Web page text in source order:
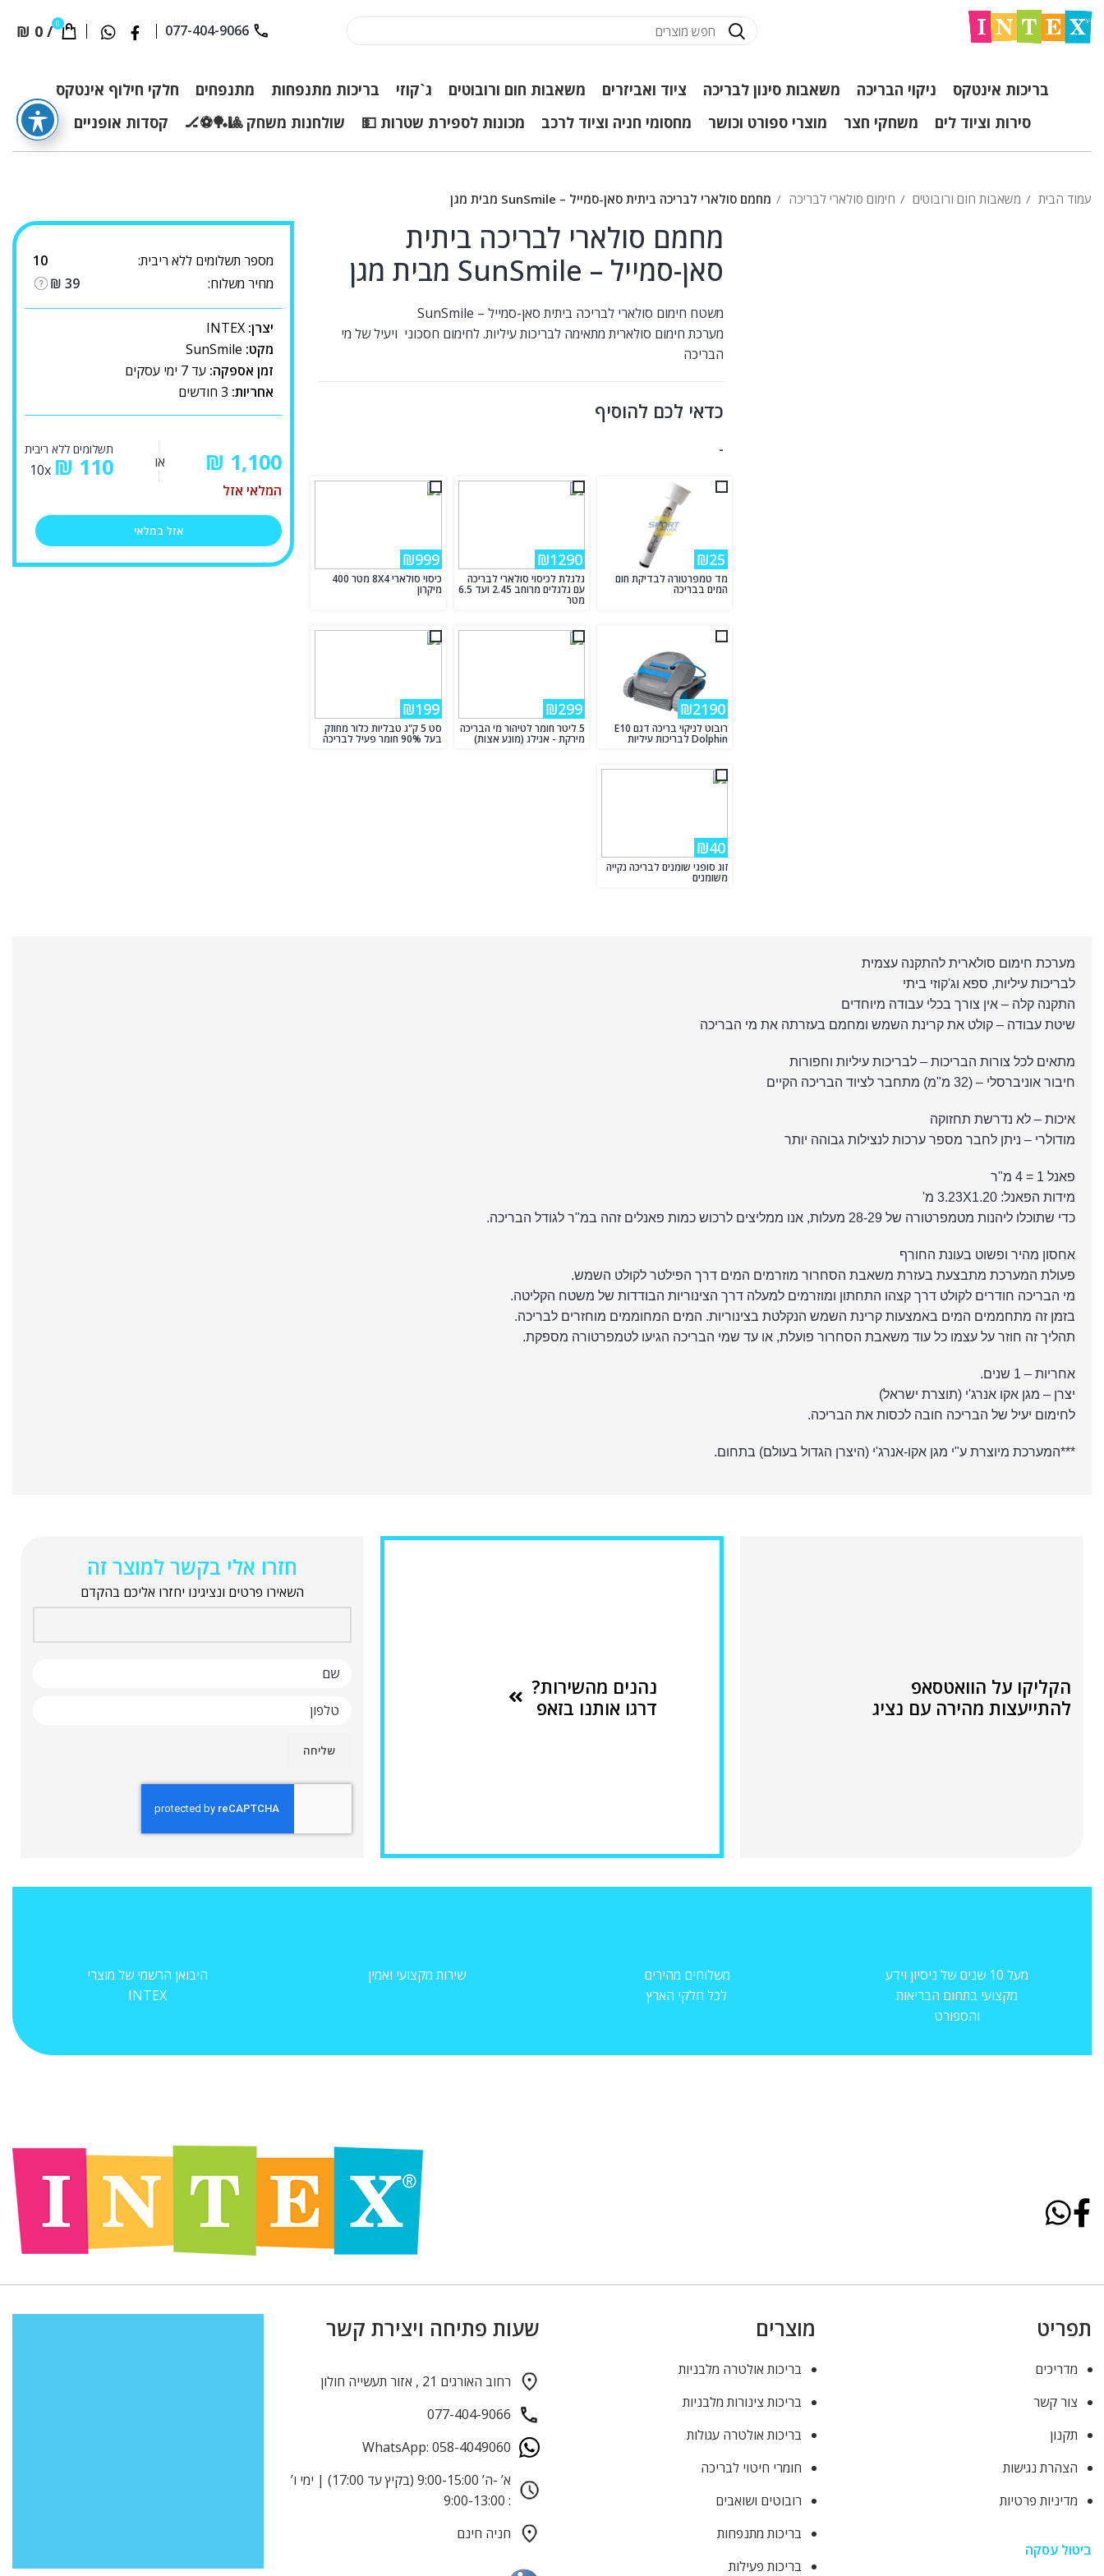
077-404-9066
0
/
₪ 0
בריכות אינטקס ניקוי הבריכה משאבות סינון לבריכה ציוד ואביזרים משאבות חום ורובוטים ג`קוזי בריכות מתנפחות מתנפחים
חלקי חילוף אינטקס
סירות וציוד לים
משחקי חצר מוצרי ספורט וכושר מחסומי חניה וציוד לרכב מכונות לספירת שטרות 💵 שולחנות משחק 🎱🏓⚽🏒 קסדות אופניים
עמוד הבית משאבות חום ורובוטים חימום סולארי לבריכה מחמם סולארי לבריכה ביתית סאן-סמייל – SunSmile מבית מגן
מחמם סולארי לבריכה ביתית
סאן-סמייל – SunSmile מבית מגן
משטח חימום סולארי לבריכה ביתית סאן-סמייל – SunSmile
מערכת חימום סולארית מתאימה לבריכות עיליות. לחימום חסכוני ויעיל של מי
הבריכה
כדאי לכם להוסיף
-
₪25
מד טמפרטורה לבדיקת חום
המים בבריכה
₪1290
גלגלת לכיסוי סולארי לבריכה
עם גלגלים מרוחב 2.45 ועד 6.5
מטר
₪999
כיסוי סולארי 8X4 מטר 400
מיקרון
₪2190
רובוט לניקוי בריכה דגם E10
Dolphin לבריכות עיליות
₪299
5 ליטר חומר לטיהור מי הבריכה
מירקת - אנילג (מונע אצות)
₪199
סט 5 ק"ג טבליות כלור מחוזק
בעל 90% חומר פעיל לבריכה
₪40
זוג סופגי שומנים לבריכה נקייה
משומנים
מספר תשלומים ללא ריבית:
10
מחיר משלוח:
₪ 39
יצרן: INTEX
מקט: SunSmile
זמן אספקה: עד 7 ימי עסקים
אחריות: 3 חודשים
₪ או
תשלומים ללא ריבית
₪ 110
המלאי אזל
אזל במלאי
מערכת חימום סולארית להתקנה עצמית
לבריכות עיליות, ספא וג'קוזי ביתי
התקנה קלה – אין צורך בכלי עבודה מיוחדים
שיטת עבודה – קולט את קרינת השמש ומחמם בעזרתה את מי הבריכה
מתאים לכל צורות הבריכות – לבריכות עיליות וחפורות
חיבור אוניברסלי – (32 מ"מ) מתחבר לציוד הבריכה הקיים
איכות – לא נדרשת תחזוקה
מודולרי – ניתן לחבר מספר ערכות לנצילות גבוהה יותר
פאנל 1 = 4 מ"ר
מידות הפאנל: 3.23X1.20 מ'
כדי שתוכלו ליהנות מטמפרטורה של 28-29 מעלות, אנו ממליצים לרכוש כמות פאנלים זהה במ"ר לגודל הבריכה.
אחסון מהיר ופשוט בעונת החורף
פעולת המערכת מתבצעת בעזרת משאבת הסחרור מוזרמים המים דרך הפילטר לקולט השמש.
מי הבריכה חודרים לקולט דרך קצהו התחתון ומוזרמים למעלה דרך הצינוריות הבודדות של משטח הקליטה.
בזמן זה מתחממים המים באמצעות קרינת השמש הנקלטת בצינוריות. המים המחוממים מוחזרים לבריכה.
תהליך זה חוזר על עצמו כל עוד משאבת הסחרור פועלת, או עד שמי הבריכה הגיעו לטמפרטורה מספקת.
אחריות – 1 שנים.
יצרן – מגן אקו אנרג'י (תוצרת ישראל)
לחימום יעיל של הבריכה חובה לכסות את הבריכה.
***המערכת מיוצרת ע"י מגן אקו-אנרג'י (היצרן הגדול בעולם) בתחום.
הקליקו על הוואטסאפ
להתייעצות מהירה עם נציג
נהנים מהשירות?
דרגו אותנו בזאפ
חזרו אלי בקשר למוצר זה
השאירו פרטים ונציגינו יחזרו אליכם בהקדם
מעל 10 שנים של ניסיון וידע
מקצועי בתחום הבריאות
והספורט
משלוחים מהירים
לכל חלקי הארץ
שירות מקצועי ואמין
היבואן הרשמי של מוצרי
INTEX
תפריט
מדריכים
צור קשר
תקנון
הצהרת נגישות
מדיניות פרטיות
ביטול עסקה
מוצרים
בריכות אולטרה מלבניות
בריכות צינורות מלבניות
בריכות אולטרה עגולות
חומרי חיטוי לבריכה
רובוטים ושואבים
בריכות מתנפחות
בריכות פעילות
שעות פתיחה ויצירת קשר
רחוב האורגים 21 , אזור תעשייה חולון
077-404-9066
WhatsApp: 058-4049060
א’ -ה’ 9:00-15:00 (בקיץ עד 17:00) | ימי ו’
: 9:00-13:00
חניה חינם